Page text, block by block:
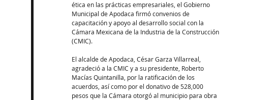
ética en las prácticas empresariales, el Gobierno
Municipal de Apodaca firmó convenios de
capacitación y apoyo al desarrollo social con la
Cámara Mexicana de la Industria de la Construcción
(CMIC).
El alcalde de Apodaca, César Garza Villarreal,
agradeció a la CMIC y a su presidente, Roberto
Macías Quintanilla, por la ratificación de los
acuerdos, así como por el donativo de 528,000
pesos que la Cámara otorgó al municipio para obra